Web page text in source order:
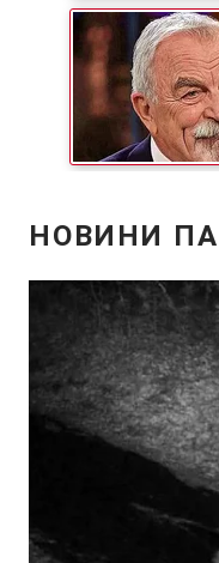
Реклама на сайті
Моніторинг